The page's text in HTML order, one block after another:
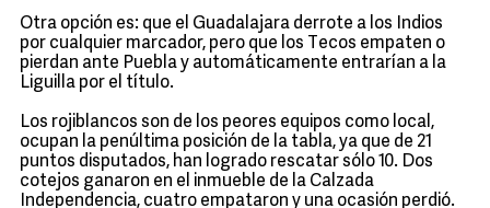
Otra opción es: que el Guadalajara derrote a los Indios
por cualquier marcador, pero que los Tecos empaten o
pierdan ante Puebla y automáticamente entrarían a la
Liguilla por el título.
Los rojiblancos son de los peores equipos como local,
ocupan la penúltima posición de la tabla, ya que de 21
puntos disputados, han logrado rescatar sólo 10. Dos
cotejos ganaron en el inmueble de la Calzada
Independencia, cuatro empataron y una ocasión perdió.